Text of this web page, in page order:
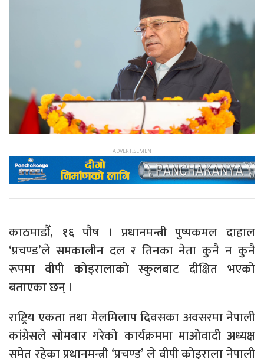
काठमाडौँ, १६ पौष । प्रधानमन्त्री पुष्पकमल दाहाल
‘प्रचण्ड’ले समकालीन दल र तिनका नेता कुनै न कुनै
रूपमा वीपी कोइरालाको स्कुलबाट दीक्षित भएको
बताएका छन् ।
राष्ट्रिय एकता तथा मेलमिलाप दिवसका अवसरमा नेपाली
कांग्रेसले सोमबार गरेको कार्यक्रममा माओवादी अध्यक्ष
समेत रहेका प्रधानमन्त्री ‘प्रचण्ड’ ले वीपी कोइराला नेपाली